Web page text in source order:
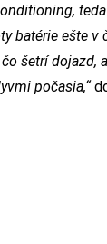
batérie ešte
šetrí
počasia,“